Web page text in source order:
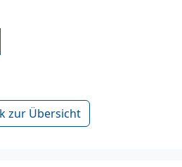
zur Übersicht